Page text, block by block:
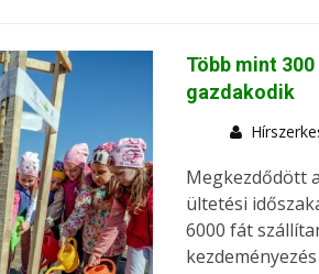
Több mint
gazdakodik
Megkezdődött
ültetési
6000 fát